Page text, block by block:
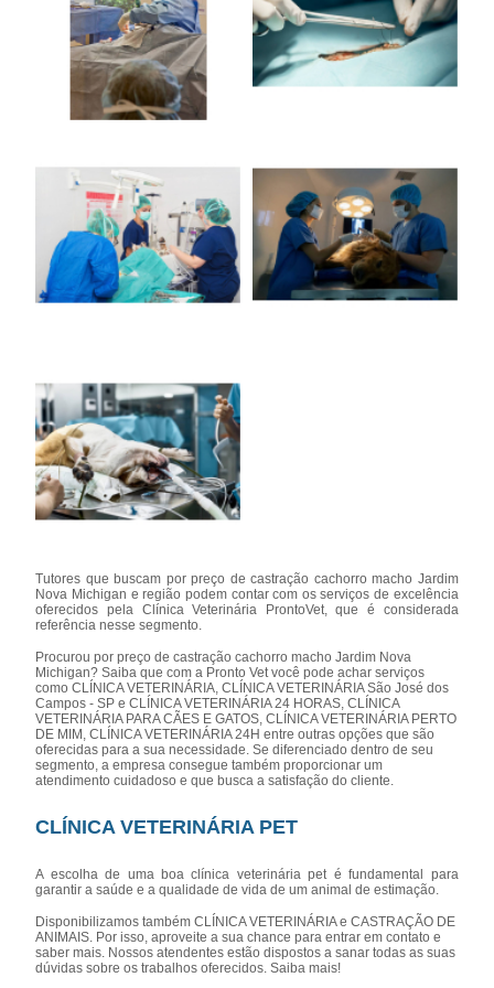
Tutores que buscam por preço de castração cachorro macho Jardim
Nova Michigan e região podem contar com os serviços de excelência
oferecidos pela Clínica Veterinária ProntoVet, que é considerada
referência nesse segmento.
Procurou por preço de castração cachorro macho Jardim Nova
Michigan? Saiba que com a Pronto Vet você pode achar serviços
como CLÍNICA VETERINÁRIA, CLÍNICA VETERINÁRIA São José dos
Campos - SP e CLÍNICA VETERINÁRIA 24 HORAS, CLÍNICA
VETERINÁRIA PARA CÃES E GATOS, CLÍNICA VETERINÁRIA PERTO
DE MIM, CLÍNICA VETERINÁRIA 24H entre outras opções que são
oferecidas para a sua necessidade. Se diferenciado dentro de seu
segmento, a empresa consegue também proporcionar um
atendimento cuidadoso e que busca a satisfação do cliente.
CLÍNICA VETERINÁRIA PET
A escolha de uma boa clínica veterinária pet é fundamental para
garantir a saúde e a qualidade de vida de um animal de estimação.
Disponibilizamos também CLÍNICA VETERINÁRIA e CASTRAÇÃO DE
ANIMAIS. Por isso, aproveite a sua chance para entrar em contato e
saber mais. Nossos atendentes estão dispostos a sanar todas as suas
dúvidas sobre os trabalhos oferecidos. Saiba mais!